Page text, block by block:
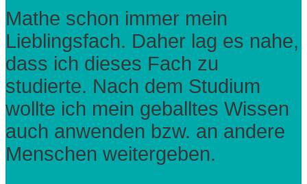
Mathe schon immer mein
Lieblingsfach. Daher lag es nahe,
dass ich dieses Fach zu
studierte. Nach dem Studium
wollte ich mein geballtes Wissen
auch anwenden bzw. an andere
Menschen weitergeben.